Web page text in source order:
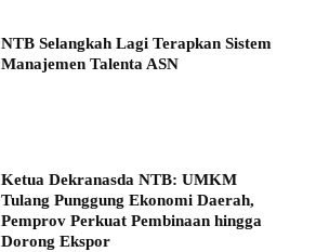
NTB Selangkah Lagi Terapkan Sistem
Manajemen Talenta ASN
Ketua Dekranasda NTB: UMKM
Tulang Punggung Ekonomi Daerah,
Pemprov Perkuat Pembinaan hingga
Dorong Ekspor